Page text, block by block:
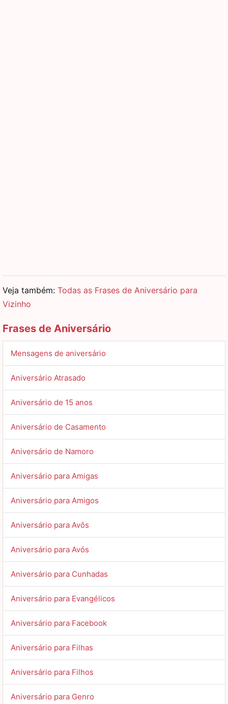
Veja também: Todas as Frases de Aniversário para
Vizinho
Frases de Aniversário
Mensagens de aniversário
Aniversário Atrasado
Aniversário de 15 anos
Aniversário de Casamento
Aniversário de Namoro
Aniversário para Amigas
Aniversário para Amigos
Aniversário para Avôs
Aniversário para Avós
Aniversário para Cunhadas
Aniversário para Evangélicos
Aniversário para Facebook
Aniversário para Filhas
Aniversário para Filhos
Aniversário para Genro